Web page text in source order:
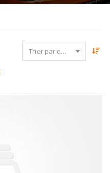
Trier par date